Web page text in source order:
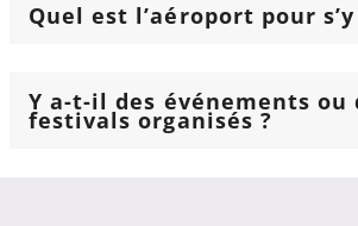
Quel est l’aéroport pour
Y a-t-il des événements ou
festivals organisés ?